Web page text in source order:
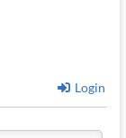
Login